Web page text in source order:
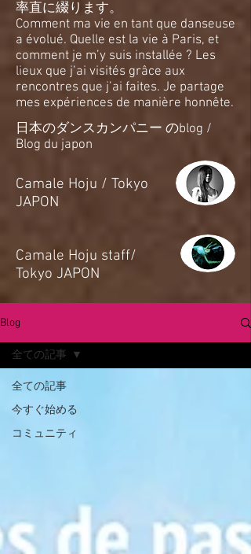
率直に綴ります。
Comment ma vie en tant que danseuse
a évolué. Quelle est la vie à Paris, et
comment je m’y suis installée ? Les
lieux que j’ai visités grâce aux
rencontres que j’ai faites. Je partage
mes expériences de manière honnête.
日本のダンスカンパニー のblog /
Blog du japon
​Camale Hoju / Tokyo
JAPON
​Camale Hoju staff/
Tokyo JAPON
Blog
全ての記事
今すぐ始める
コミュニティ
全ての記事